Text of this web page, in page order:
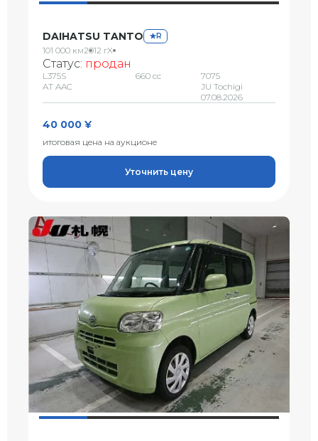
DAIHATSU TANTO R
101 000 км2012 гX
Статус: продан
L375S
AT AAC
660 сс
7075
JU Tochigi
07.08.2026
40 000 ¥
итоговая цена на аукционе
Уточнить цену